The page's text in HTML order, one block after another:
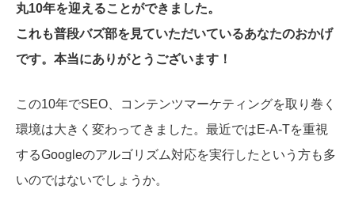
丸10年を迎えることができました。
これも普段バズ部を見ていただいているあなたのおかげ
です。本当にありがとうございます！
この10年でSEO、コンテンツマーケティングを取り巻く
環境は大きく変わってきました。最近ではE-A-Tを重視
するGoogleのアルゴリズム対応を実行したという方も多
いのではないでしょうか。